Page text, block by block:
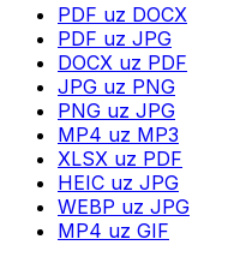
PDF uz DOCX
PDF uz JPG
DOCX uz PDF
JPG uz PNG
PNG uz JPG
MP4 uz MP3
XLSX uz PDF
HEIC uz JPG
WEBP uz JPG
MP4 uz GIF